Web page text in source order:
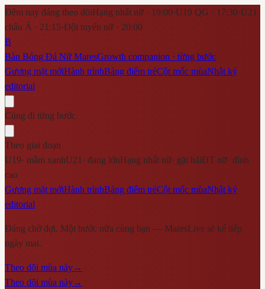
Đêm nay đáng theo dõiHạng nhất nữ · 19:00·U19 QG · 17:30·U21
châu Á · 21:15·Đội tuyển nữ · 20:00
B
Bàn Bóng Đá Nữ MaresGrowth companion · từng bước
Gương mặt mớiHành trìnhBảng điểm trẻCột mốc mùaNhật ký
editorial
Cùng đi từng bước
Theo giai đoạn
U19· mầm xanhU21 · đang lớnHạng nhất nữ· gặt háiĐT nữ· đỉnh
cao
Gương mặt mớiHành trìnhBảng điểm trẻCột mốc mùaNhật ký
editorial
Đáng chờ đợi. Một bước nữa cùng bạn — MaresLive sẽ kể tiếp
ngày mai.
Theo dõi mùa này→
Theo dõi mùa này→